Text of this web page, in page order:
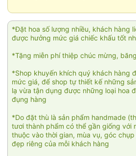
*Đặt hoa số lượng nhiều, khách hàng
được hưởng mức giá chiếc khấu tốt
*Tặng miễn phí thiệp chúc mừng,
*Shop khuyến khích quý khách hàng
mức giá, để shop tự thiết kế những
lạ vừa tận dụng được những loại hoa
đụng hàng
*Do đặt thù là sản phẩm handmade
tươi thành phẩm có thể gần giống với
thuộc vào thời gian, mùa vụ, góc
đẹp riêng của mỗi khách hàng